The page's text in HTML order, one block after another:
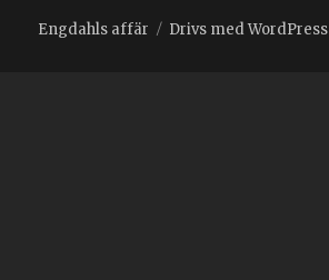
Engdahls affär Drivs med WordPress